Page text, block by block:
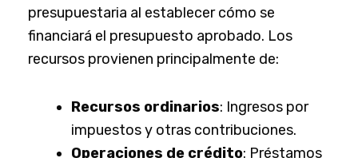
presupuestaria al establecer cómo se
financiará el presupuesto aprobado. Los
recursos provienen principalmente de:
Recursos ordinarios: Ingresos por
impuestos y otras contribuciones.
Operaciones de crédito: Préstamos